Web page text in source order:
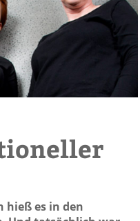
hieß es in den